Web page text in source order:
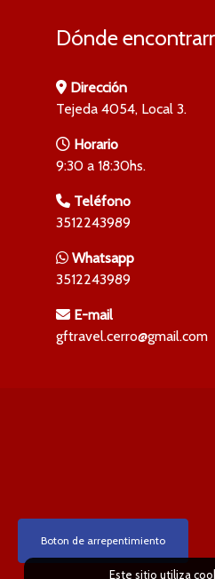
Dónde
Dirección
Tejeda 4054, Local 3.
Horario
9:30 a 18:30hs.
Teléfono
3512243989
Whatsapp
3512243989
E-mail
gftravel.cerro@gmail.com
Boton de arrepentimiento
Este sitio utiliza